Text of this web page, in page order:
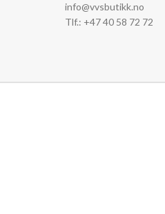
info@vvsbutikk.no
Tlf.: +47 40 58 72 72